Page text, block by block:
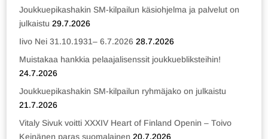
Joukkuepikashakin SM-kilpailun käsiohjelma ja palvelut on
julkaistu 29.7.2026
Iivo Nei 31.10.1931– 6.7.2026 28.7.2026
Muistakaa hankkia pelaajalisenssit joukkuebliksteihin!
24.7.2026
Joukkuepikashakin SM-kilpailun ryhmäjako on julkaistu
21.7.2026
Vitaly Sivuk voitti XXXIV Heart of Finland Openin – Toivo
Keinänen paras suomalainen 20.7.2026